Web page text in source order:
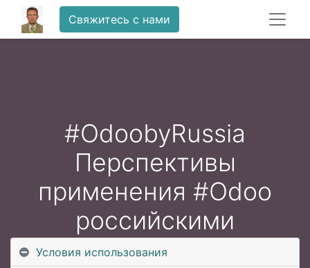
Свяжитесь с нами
#OdoobyRussia
Перспективы
применения #Odoo
российскими
компаниями -
Условия использования